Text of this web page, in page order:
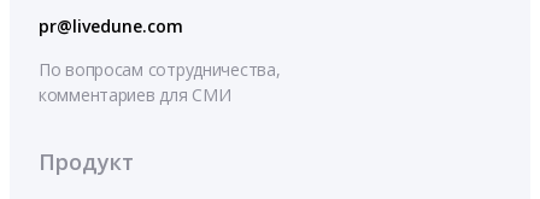
pr@livedune.com
По вопросам сотрудничества,
комментариев для СМИ
Продукт